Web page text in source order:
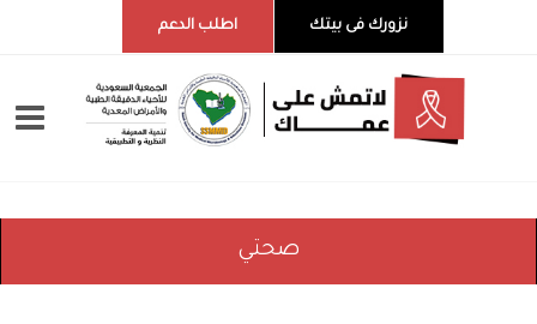
نزورك فى بيتك اطلب الدعم
صحتي